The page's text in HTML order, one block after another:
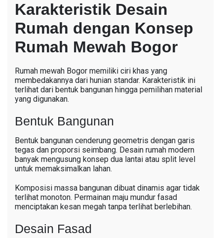
Karakteristik Desain
Rumah dengan Konsep
Rumah Mewah Bogor
Rumah mewah Bogor memiliki ciri khas yang
membedakannya dari hunian standar. Karakteristik ini
terlihat dari bentuk bangunan hingga pemilihan material
yang digunakan.
Bentuk Bangunan
Bentuk bangunan cenderung geometris dengan garis
tegas dan proporsi seimbang. Desain rumah modern
banyak mengusung konsep dua lantai atau split level
untuk memaksimalkan lahan.
Komposisi massa bangunan dibuat dinamis agar tidak
terlihat monoton. Permainan maju mundur fasad
menciptakan kesan megah tanpa terlihat berlebihan.
Desain Fasad